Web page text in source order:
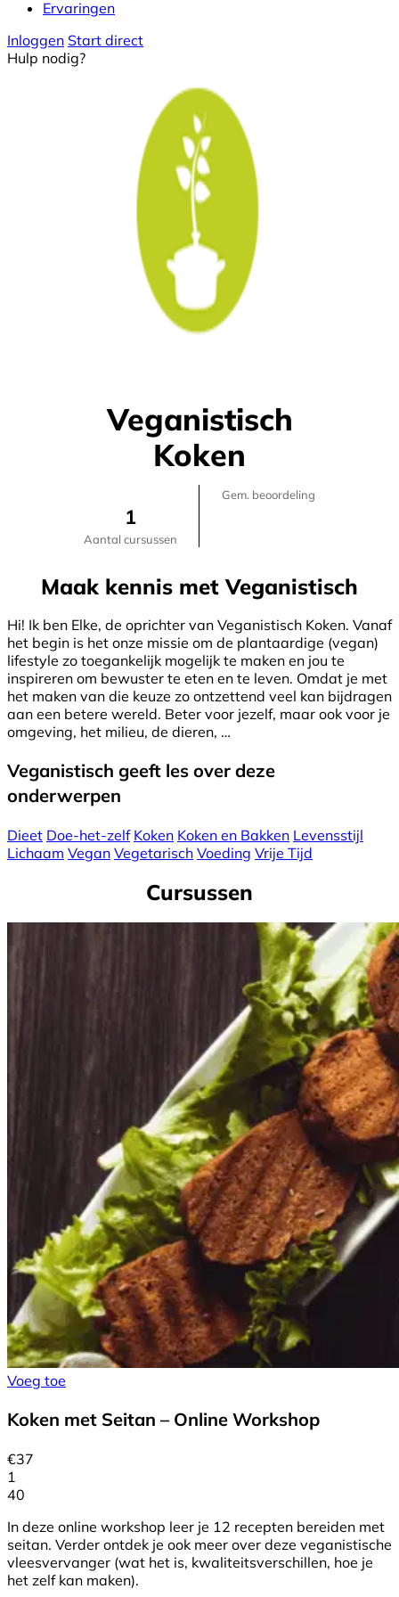
Ervaringen
Inloggen Start direct
Hulp nodig?
Veganistisch
Koken
1
Aantal cursussen
Gem. beoordeling
Maak kennis met Veganistisch
Hi! Ik ben Elke, de oprichter van Veganistisch Koken. Vanaf
het begin is het onze missie om de plantaardige (vegan)
lifestyle zo toegankelijk mogelijk te maken en jou te
inspireren om bewuster te eten en te leven. Omdat je met
het maken van die keuze zo ontzettend veel kan bijdragen
aan een betere wereld. Beter voor jezelf, maar ook voor je
omgeving, het milieu, de dieren, …
Veganistisch geeft les over deze
onderwerpen
Dieet Doe-het-zelf Koken Koken en Bakken Levensstijl
Lichaam Vegan Vegetarisch Voeding Vrije Tijd
Cursussen
Voeg toe
Koken met Seitan – Online Workshop
€37
1
40
In deze online workshop leer je 12 recepten bereiden met
seitan. Verder ontdek je ook meer over deze veganistische
vleesvervanger (wat het is, kwaliteitsverschillen, hoe je
het zelf kan maken).